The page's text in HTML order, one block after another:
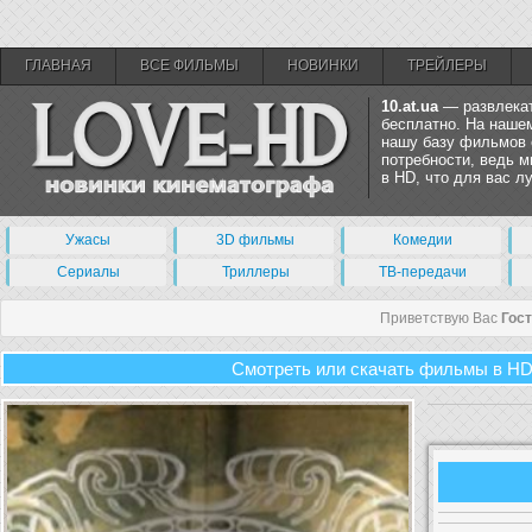
ГЛАВНАЯ ВСЕ ФИЛЬМЫ НОВИНКИ ТРЕЙЛЕРЫ
10.at.ua—
бесплатно. На
нашу базу фильмов
потребности, ведь
в HD, что для вас
Ужасы 3D фильмы
Комедии
Сериалы
Триллеры ТВ-передачи
Приветствую Вас
Смотреть или скачать фильмы в